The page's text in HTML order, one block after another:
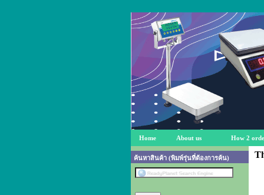
Home About us How 2
ค้นหาสินค้า (พิมพ์รุ่นที่ต้องการค้น)